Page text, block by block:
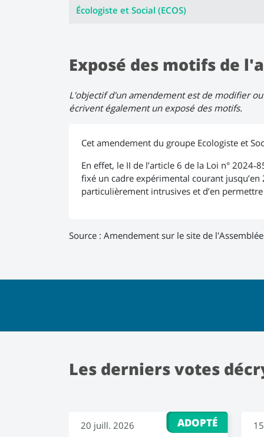
Écologiste et Social (ECOS)
Exposé des motifs de
L'objectif d'un amendement est de modifier
écrivent également un exposé des motifs.
Cet amendement du groupe Ecologiste et
En effet, le II de l’article 6 de la Loi n°
fixé un cadre expérimental courant
particulièrement intrusives et d’en
Source : Amendement sur le site de
Les derniers votes
ADOPTÉ
20 juill. 2026